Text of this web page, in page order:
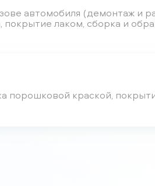
автомобиля (демонтаж и
лаком, сборка и
порошковой краской,